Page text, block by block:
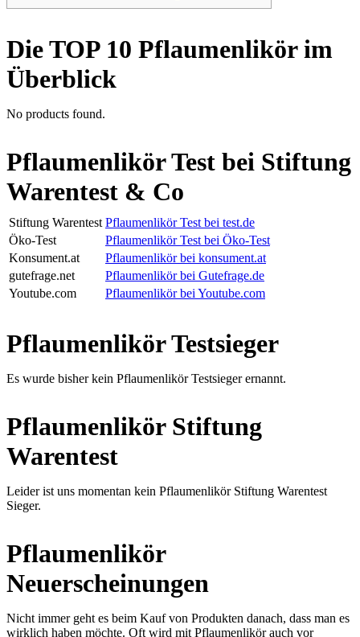
Die TOP 10 Pflaumenlikör im
Überblick
No products found.
Pflaumenlikör Test bei Stiftung
Warentest & Co
Stiftung Warentest Pflaumenlikör Test bei test.de
Öko-Test
Pflaumenlikör Test bei Öko-Test
Konsument.at
Pflaumenlikör bei konsument.at
gutefrage.net
Pflaumenlikör bei Gutefrage.de
Youtube.com
Pflaumenlikör bei Youtube.com
Pflaumenlikör Testsieger
Es wurde bisher kein Pflaumenlikör Testsieger ernannt.
Pflaumenlikör Stiftung
Warentest
Leider ist uns momentan kein Pflaumenlikör Stiftung Warentest
Sieger.
Pflaumenlikör
Neuerscheinungen
Nicht immer geht es beim Kauf von Produkten danach, dass man es
wirklich haben möchte. Oft wird mit Pflaumenlikör auch vor